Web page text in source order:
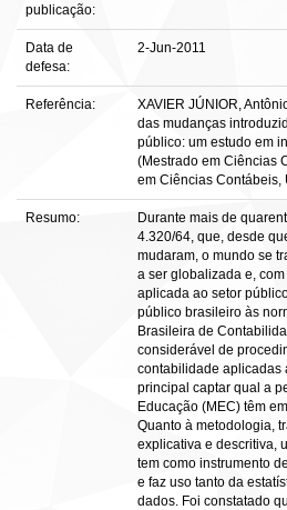
publicação:
Data de
defesa:
2-Jun-2011
Referência:
XAVIER JÚNIOR,
das mudanças
público: um estudo em
(Mestrado em Ciências
em Ciências Contábeis,
Resumo:
Durante mais de
4.320/64, que, desde
mudaram, o mundo se
a ser globalizada e,
aplicada ao setor
público brasileiro às
Brasileira de
considerável de
contabilidade aplicadas
principal captar qual a
Educação (MEC) têm
Quanto à metodologia,
explicativa e descritiva,
tem como instrumento
e faz uso tanto da
dados. Foi constatado